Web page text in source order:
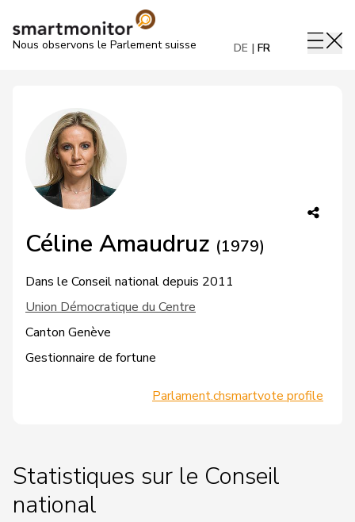
Nous observons le Parlement suisse DE FR
Céline Amaudruz (1979)
Dans le Conseil national depuis 2011
Union Démocratique du Centre
Canton Genève
Gestionnaire de fortune
Parlament.chsmartvote profile
Statistiques sur le Conseil
national